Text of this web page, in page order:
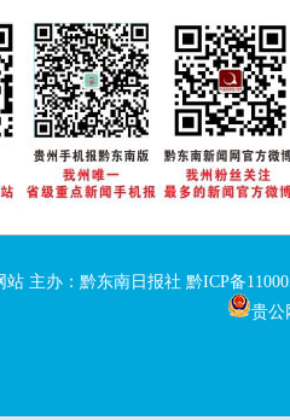
主办：黔东南日报社 黔ICP备
贵公